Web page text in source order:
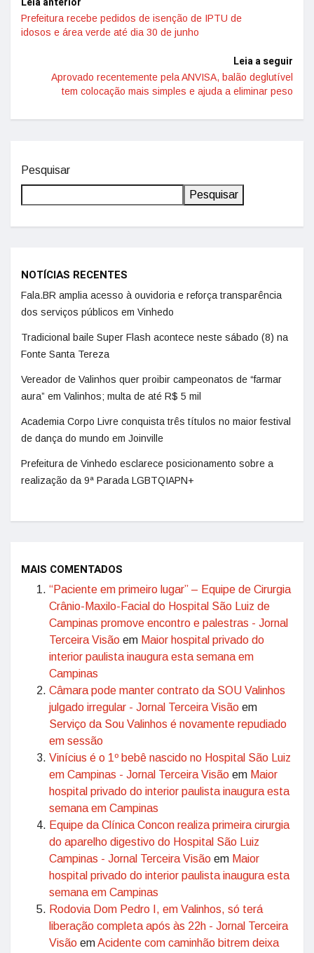
Prefeitura recebe pedidos de isenção de IPTU de
idosos e área verde até dia 30 de junho
Leia a seguir
Aprovado recentemente pela ANVISA, balão deglutível
tem colocação mais simples e ajuda a eliminar peso
Pesquisar
Pesquisar
NOTÍCIAS RECENTES
Fala.BR amplia acesso à ouvidoria e reforça transparência
dos serviços públicos em Vinhedo
Tradicional baile Super Flash acontece neste sábado (8) na
Fonte Santa Tereza
Vereador de Valinhos quer proibir campeonatos de “farmar
aura” em Valinhos; multa de até R$ 5 mil
Academia Corpo Livre conquista três títulos no maior festival
de dança do mundo em Joinville
Prefeitura de Vinhedo esclarece posicionamento sobre a
realização da 9ª Parada LGBTQIAPN+
MAIS COMENTADOS
“Paciente em primeiro lugar” – Equipe de Cirurgia
Crânio-Maxilo-Facial do Hospital São Luiz de
Campinas promove encontro e palestras - Jornal
Terceira Visão em Maior hospital privado do
interior paulista inaugura esta semana em
Campinas
Câmara pode manter contrato da SOU Valinhos
julgado irregular - Jornal Terceira Visão em
Serviço da Sou Valinhos é novamente repudiado
em sessão
Vinícius é o 1º bebê nascido no Hospital São Luiz
em Campinas - Jornal Terceira Visão em Maior
hospital privado do interior paulista inaugura esta
semana em Campinas
Equipe da Clínica Concon realiza primeira cirurgia
do aparelho digestivo do Hospital São Luiz
Campinas - Jornal Terceira Visão em Maior
hospital privado do interior paulista inaugura esta
semana em Campinas
Rodovia Dom Pedro I, em Valinhos, só terá
liberação completa após às 22h - Jornal Terceira
Visão emAcidente com caminhão bitrem deixa